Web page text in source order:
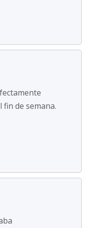
fin de semana.